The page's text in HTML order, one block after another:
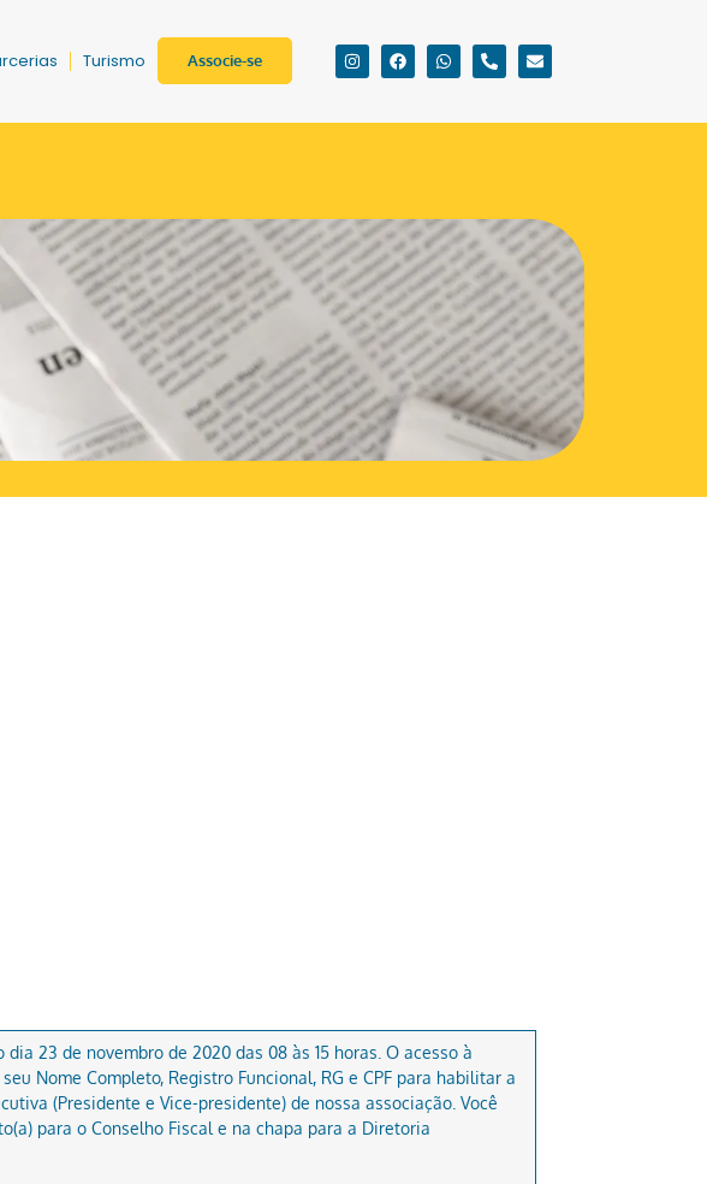
Turismo Associe-se
23 de novembro de 2020 das 08 às 15 horas. O acesso à
Nome Completo, Registro Funcional, RG e CPF para habilitar a
(Presidente e Vice-presidente) de nossa associação. Você
para o Conselho Fiscal e na chapa para a Diretoria